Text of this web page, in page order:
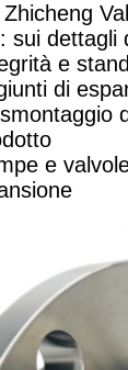
sui
e
di
e